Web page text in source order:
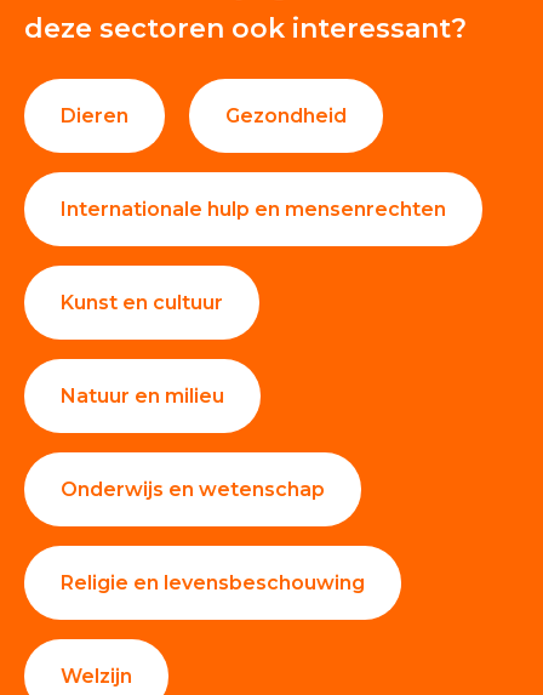
deze sectoren ook interessant?
Dieren Gezondheid
Internationale hulp en mensenrechten
Kunst en cultuur
Natuur en milieu
Onderwijs en wetenschap
Religie en levensbeschouwing
Welzijn